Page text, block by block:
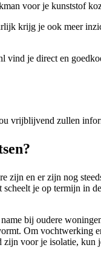
voor je kunststof
krijg je ook meer
vind je direct en
vrijblijvend zullen
en er zijn nog
je op termijn in
bij oudere
Om
voor je isolatie,